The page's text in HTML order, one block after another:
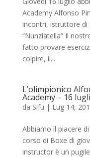
Academy Alfonso
incontri, istruttore di
“Nunziatella” Il
fatto provare
colpire, il...
L’olimpionico
Academy – 16
da Sifu | Lug 14,
Abbiamo il piacere
corso di Boxe di
instructor è un